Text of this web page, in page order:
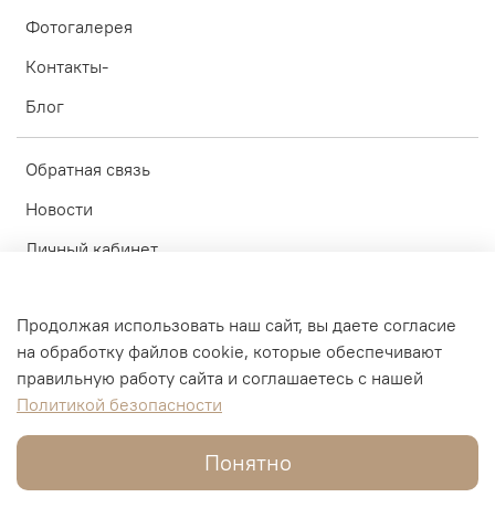
Фотогалерея
Контакты-
Блог
Обратная связь
Новости
Личный кабинет
Политика конфиденциальности
Пользовательское соглашение
© ИП Блинков А.А. 2010-2026
Интернет-магазин создан на inSales
Продолжая использовать наш сайт, вы даете согласие
на обработку файлов cookie, которые обеспечивают
правильную работу сайта и соглашаетесь с нашей
Политикой безопасности
Понятно